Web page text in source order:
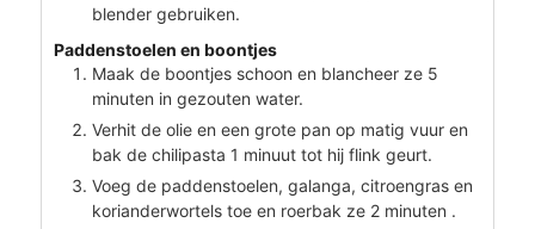
blender gebruiken.
Paddenstoelen en boontjes
Maak de boontjes schoon en blancheer ze 5
minuten in gezouten water.
Verhit de olie en een grote pan op matig vuur en
bak de chilipasta 1 minuut tot hij flink geurt.
Voeg de paddenstoelen, galanga, citroengras en
korianderwortels toe en roerbak ze 2 minuten .